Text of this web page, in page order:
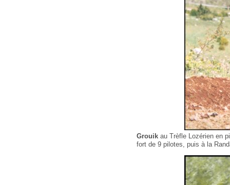
Grouik au Trèfle Lozérien en
fort de 9 pilotes, puis à la